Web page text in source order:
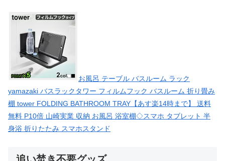
お風呂 テーブル バスルーム ラック
yamazaki バスラックタワー フィルムフック バスルーム 折り畳み
棚 tower FOLDING BATHROOM TRAY【あす楽14時まで】 送料
無料 P10倍 山崎実業 収納 お風呂 浴室棚◇スマホ タブレット 半
身浴 折りたたみ スマホスタンド